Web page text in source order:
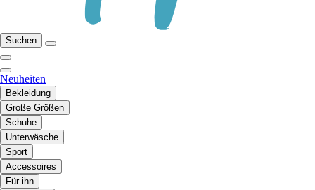
Suchen
Neuheiten
Bekleidung
Große Größen
Schuhe
Unterwäsche
Sport
Accessoires
Für ihn